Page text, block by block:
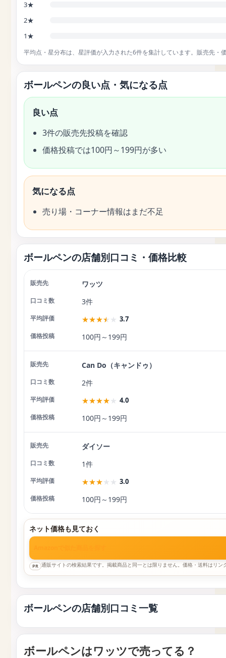
3★
2★
1★
平均点・星分布は、星評価が入力された6件を集計しています。販売先・
ボールペンの良い点・気になる点
良い点
3件の販売先投稿を確認
価格投稿では100円～199円が多い
気になる点
売り場・コーナー情報はまだ不足
ボールペンの店舗別口コミ・価格比較
店舗 口コミ数 平均評価
ワッツ
3件
★★★★ ★ 3.7
100円～199円
Can Do（キャンドゥ）
2件
★★★★ ★ 4.0
100円～199円
ダイソー
1件
★★★ ★ ★ 3.0
100円～199円
ネット価格も見ておく
PR 通販サイトの検索結果です。掲載商品と同一とは限りません。価格・送料はリン
ボールペンの店舗別口コミ一覧
ボールペンはワッツで売ってる？